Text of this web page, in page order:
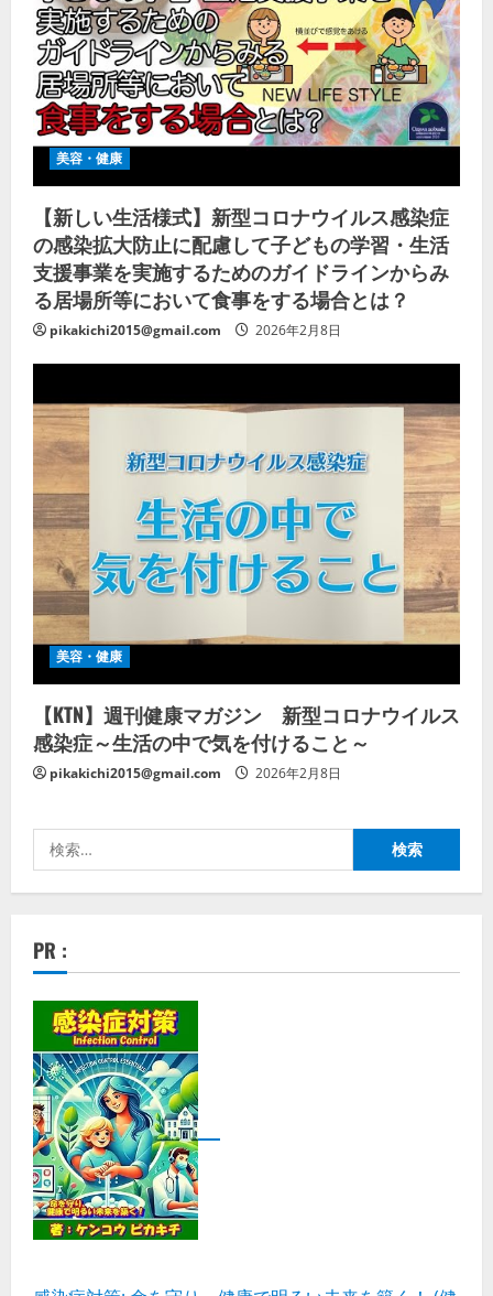
美容・健康
【新しい生活様式】新型コロナウイルス感染症
の感染拡大防止に配慮して子どもの学習・生活
支援事業を実施するためのガイドラインからみ
る居場所等において食事をする場合とは？
pikakichi2015@gmail.com 2026年2月8日
美容・健康
【KTN】週刊健康マガジン 新型コロナウイルス
感染症～生活の中で気を付けること～
pikakichi2015@gmail.com 2026年2月8日
索:
PR :